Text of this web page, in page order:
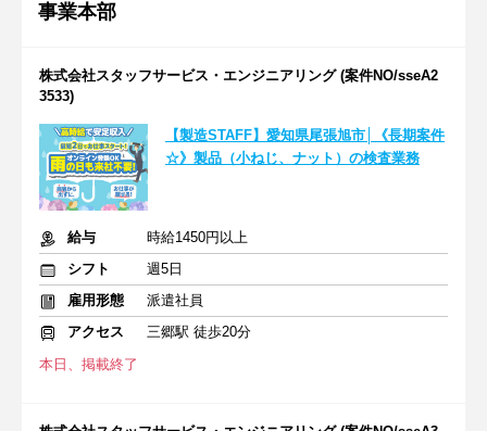
事業本部
株式会社スタッフサービス・エンジニアリング (案件NO/sseA2
3533)
【製造STAFF】愛知県尾張旭市│《長期案件
☆》製品（小ねじ、ナット）の検査業務
給与
時給1450円以上
シフト
週5日
雇用形態
派遣社員
アクセス
三郷駅 徒歩20分
本日、掲載終了